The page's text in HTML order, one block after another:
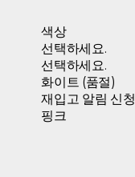
색상
선택하세요.
선택하세요.
화이트 (품절)
재입고 알림 신청
핑크